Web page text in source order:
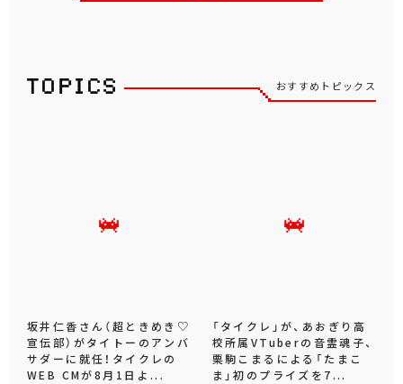
おすすめトピックス
坂井仁香さん（超ときめき♡
宣伝部）がタイトーのアンバ
サダーに就任！タイクレの
WEB CMが8月1日よ...
「タイクレ」が、あおぎり高
校所属VTuberの音霊魂子、
栗駒こまるによる「たまこ
ま」初のプライズを7...